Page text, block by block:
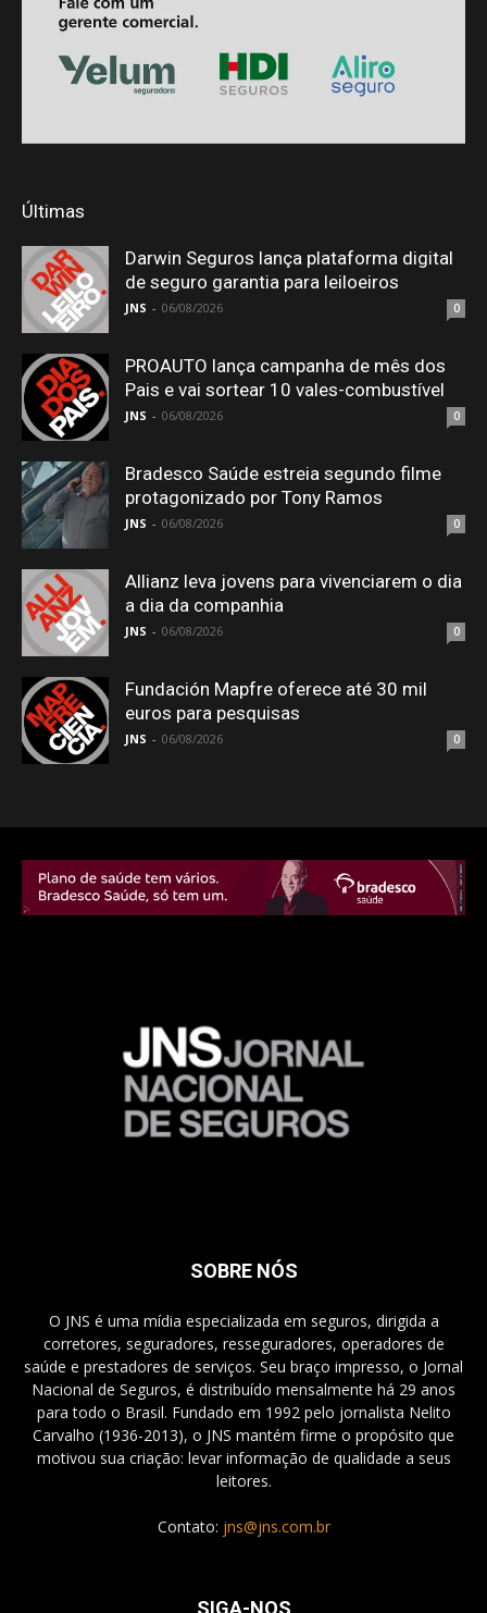
Últimas
Darwin Seguros lança plataforma digital
de seguro garantia para leiloeiros
JNS - 06/08/2026 0
PROAUTO lança campanha de mês dos
Pais e vai sortear 10 vales-combustível
JNS - 06/08/2026 0
Bradesco Saúde estreia segundo filme
protagonizado por Tony Ramos
JNS - 06/08/2026 0
Allianz leva jovens para vivenciarem o dia
a dia da companhia
JNS - 06/08/2026 0
Fundación Mapfre oferece até 30 mil
euros para pesquisas
JNS - 06/08/2026 0
SOBRE NÓS
O JNS é uma mídia especializada em seguros, dirigida a
corretores, seguradores, resseguradores, operadores de
saúde e prestadores de serviços. Seu braço impresso, o Jornal
Nacional de Seguros, é distribuído mensalmente há 29 anos
para todo o Brasil. Fundado em 1992 pelo jornalista Nelito
Carvalho (1936-2013), o JNS mantém firme o propósito que
motivou sua criação: levar informação de qualidade a seus
leitores.
Contato: jns@jns.com.br
SIGA-NOS